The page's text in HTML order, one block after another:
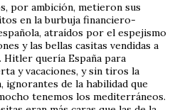
por ambición, metieron sus
en la burbuja financiero-
atraídos por el espejismo
y las bellas casitas vendidas a
Hitler quería España para
y vacaciones, y sin tiros la
ignorantes de la habilidad que
tenemos los mediterráneos.